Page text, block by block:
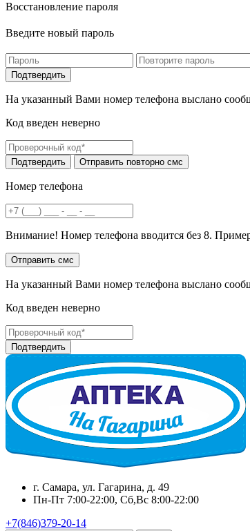
Восстановление пароля
Введите новый пароль
На указанный Вами номер телефона выслано
Код введен неверно
Номер телефона
Внимание! Номер телефона вводится без 8.
На указанный Вами номер телефона выслано
Код введен неверно
г. Самара, ул. Гагарина, д. 49
Пн-Пт 7:00-22:00, Сб,Вс 8:00-22:00
+7(846)379-20-14